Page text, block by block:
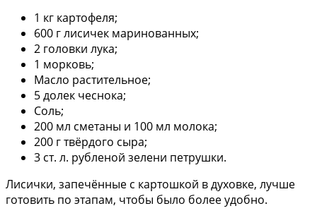
1 кг картофеля;
600 г лисичек маринованных;
2 головки лука;
1 морковь;
Масло растительное;
5 долек чеснока;
Соль;
200 мл сметаны и 100 мл молока;
200 г твёрдого сыра;
3 ст. л. рубленой зелени петрушки.
Лисички, запечённые с картошкой в духовке, лучше
готовить по этапам, чтобы было более удобно.